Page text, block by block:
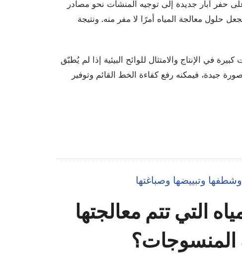
حفر آبار جديدة إلى توجيه المنشآت نحو مصادر
حلول معالجة المياه أمرًا لا مفر منه. ونتيجة
في الإنتاج والامتثال للوائح البيئية إذا لم يُطبّق
جيدة، فيمكنه رفع كفاءة الخط القائم وتوفير
وتبييضها وصباغتها
التي تتم معالجتها